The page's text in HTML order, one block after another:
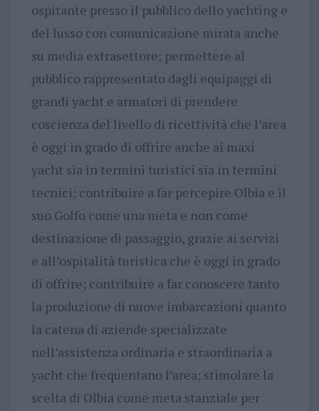
ospitante presso il pubblico dello yachting e
del lusso con comunicazione mirata anche
su media extrasettore; permettere al
pubblico rappresentato dagli equipaggi di
grandi yacht e armatori di prendere
coscienza del livello di ricettività che l’area
è oggi in grado di offrire anche ai maxi
yacht sia in termini turistici sia in termini
tecnici; contribuire a far percepire Olbia e il
suo Golfo come una meta e non come
destinazione di passaggio, grazie ai servizi
e all’ospitalità turistica che è oggi in grado
di offrire; contribuire a far conoscere tanto
la produzione di nuove imbarcazioni quanto
la catena di aziende specializzate
nell’assistenza ordinaria e straordinaria a
yacht che frequentano l’area; stimolare la
scelta di Olbia come meta stanziale per